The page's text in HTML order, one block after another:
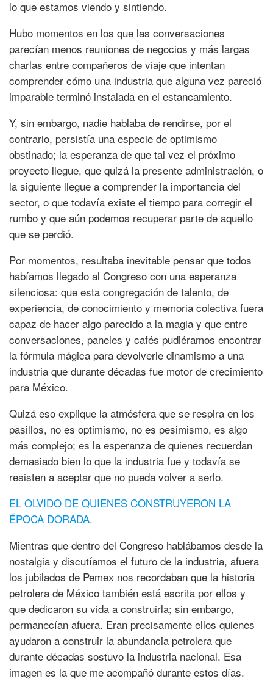
lo que estamos viendo y sintiendo.
Hubo momentos en los que las conversaciones
parecían menos reuniones de negocios y más largas
charlas entre compañeros de viaje que intentan
comprender cómo una industria que alguna vez pareció
imparable terminó instalada en el estancamiento.
Y, sin embargo, nadie hablaba de rendirse, por el
contrario, persistía una especie de optimismo
obstinado; la esperanza de que tal vez el próximo
proyecto llegue, que quizá la presente administración, o
la siguiente llegue a comprender la importancia del
sector, o que todavía existe el tiempo para corregir el
rumbo y que aún podemos recuperar parte de aquello
que se perdió.
Por momentos, resultaba inevitable pensar que todos
habíamos llegado al Congreso con una esperanza
silenciosa: que esta congregación de talento, de
experiencia, de conocimiento y memoria colectiva fuera
capaz de hacer algo parecido a la magia y que entre
conversaciones, paneles y cafés pudiéramos encontrar
la fórmula mágica para devolverle dinamismo a una
industria que durante décadas fue motor de crecimiento
para México.
Quizá eso explique la atmósfera que se respira en los
pasillos, no es optimismo, no es pesimismo, es algo
más complejo; es la esperanza de quienes recuerdan
demasiado bien lo que la industria fue y todavía se
resisten a aceptar que no pueda volver a serlo.
EL OLVIDO DE QUIENES CONSTRUYERON LA
ÉPOCA DORADA.
Mientras que dentro del Congreso hablábamos desde la
nostalgia y discutíamos el futuro de la industria, afuera
los jubilados de Pemex nos recordaban que la historia
petrolera de México también está escrita por ellos y
que dedicaron su vida a construirla; sin embargo,
permanecían afuera. Eran precisamente ellos quienes
ayudaron a construir la abundancia petrolera que
durante décadas sostuvo la industria nacional. Esa
imagen es la que me acompañó durante estos días.